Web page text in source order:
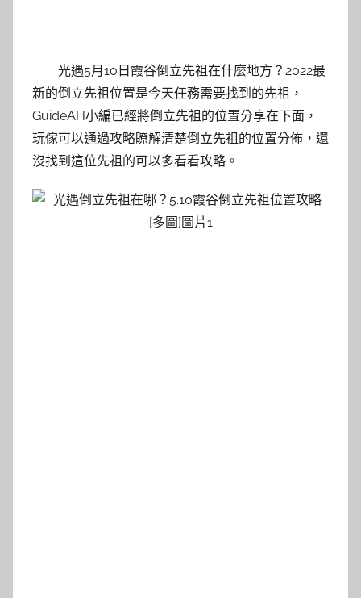
光遇5月10日霞谷倒立先祖在什麼地方？2022最
新的倒立先祖位置是今天任務需要找到的先祖，
GuideAH小編已經將倒立先祖的位置分享在下面，
玩傢可以通過攻略瞭解清楚倒立先祖的位置分佈，還
沒找到這位先祖的可以多看看攻略。